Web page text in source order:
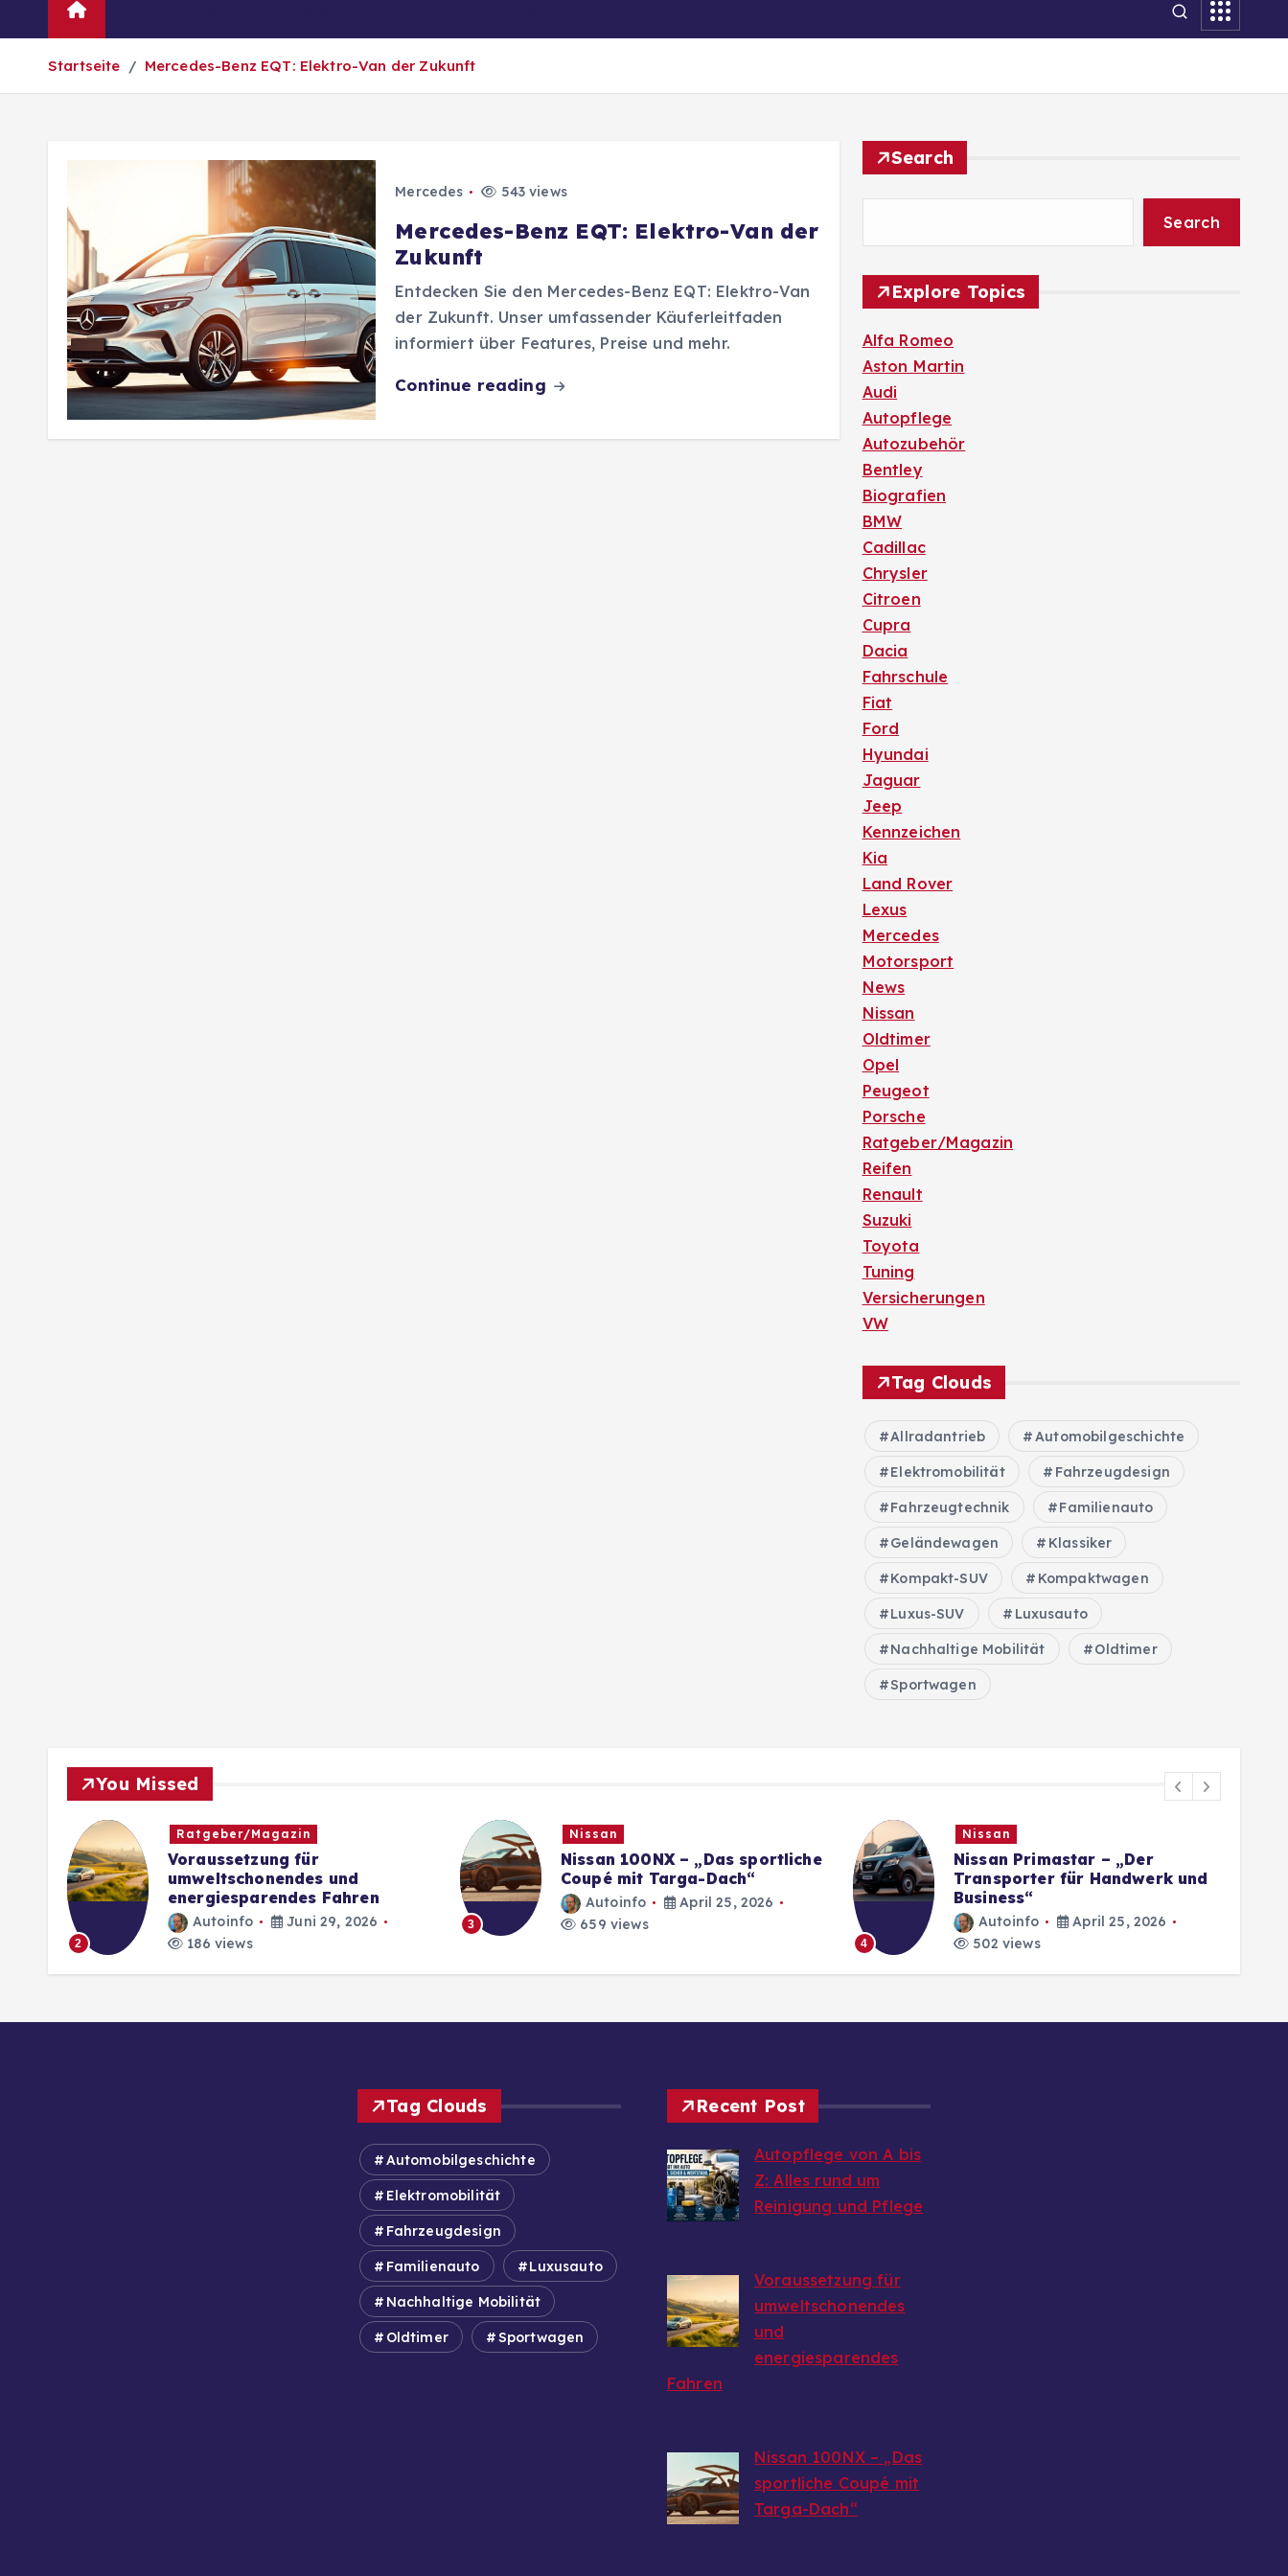
Startseite Mercedes-Benz EQT: Elektro-Van der Zukunft
Mercedes 543 views
Mercedes-Benz EQT: Elektro-Van der
Zukunft
Entdecken Sie den Mercedes-Benz EQT: Elektro-Van
der Zukunft. Unser umfassender Käuferleitfaden
informiert über Features, Preise und mehr.
Continue reading
Search
Search
Explore Topics
Alfa Romeo
Aston Martin
Audi
Autopflege
Autozubehör
Bentley
Biografien
BMW
Cadillac
Chrysler
Citroen
Cupra
Dacia
Fahrschule
Fiat
Ford
Hyundai
Jaguar
Jeep
Kennzeichen
Kia
Land Rover
Lexus
Mercedes
Motorsport
News
Nissan
Oldtimer
Opel
Peugeot
Porsche
Ratgeber/Magazin
Reifen
Renault
Suzuki
Toyota
Tuning
Versicherungen
VW
Tag Clouds
Allradantrieb Automobilgeschichte
Elektromobilität Fahrzeugdesign
Fahrzeugtechnik Familienauto
Geländewagen Klassiker
Kompakt-SUV Kompaktwagen
Luxus-SUV Luxusauto
Nachhaltige Mobilität Oldtimer
Sportwagen
You Missed
2
Ratgeber/Magazin
Voraussetzung für
umweltschonendes und
energiesparendes Fahren
Autoinfo
Juni 29, 2026
186 views
3
Nissan
Nissan 100NX – „Das sportliche
Coupé mit Targa-Dach“
Autoinfo
April 25, 2026
659 views
4
Nissan
Nissan Primastar – „Der
Transporter für Handwerk und
Business“
Autoinfo
April 25, 2026
502 views
Tag Clouds
Automobilgeschichte
Elektromobilität
Fahrzeugdesign
Familienauto Luxusauto
Nachhaltige Mobilität
Oldtimer Sportwagen
Recent Post
Autopflege von A bis
Z: Alles rund um
Reinigung und Pflege
Voraussetzung für
umweltschonendes
und
energiesparendes
Fahren
Nissan 100NX – „Das
sportliche Coupé mit
Targa-Dach“